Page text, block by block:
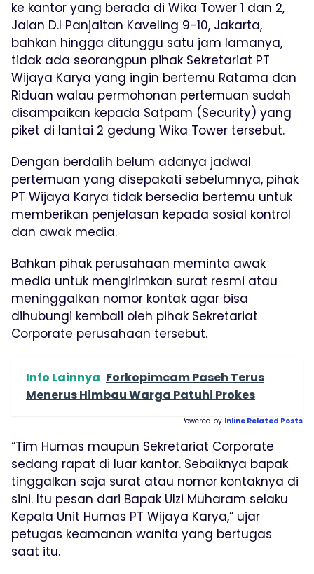
ke kantor yang berada di Wika Tower 1 dan 2,
Jalan D.I Panjaitan Kaveling 9-10, Jakarta,
bahkan hingga ditunggu satu jam lamanya,
tidak ada seorangpun pihak Sekretariat PT
Wijaya Karya yang ingin bertemu Ratama dan
Riduan walau permohonan pertemuan sudah
disampaikan kepada Satpam (Security) yang
piket di lantai 2 gedung Wika Tower tersebut.
Dengan berdalih belum adanya jadwal
pertemuan yang disepakati sebelumnya, pihak
PT Wijaya Karya tidak bersedia bertemu untuk
memberikan penjelasan kepada sosial kontrol
dan awak media.
Bahkan pihak perusahaan meminta awak
media untuk mengirimkan surat resmi atau
meninggalkan nomor kontak agar bisa
dihubungi kembali oleh pihak Sekretariat
Corporate perusahaan tersebut.
Info Lainnya Forkopimcam Paseh Terus
Menerus Himbau Warga Patuhi Prokes
Powered by Inline Related Posts
“Tim Humas maupun Sekretariat Corporate
sedang rapat di luar kantor. Sebaiknya bapak
tinggalkan saja surat atau nomor kontaknya di
sini. Itu pesan dari Bapak Ulzi Muharam selaku
Kepala Unit Humas PT Wijaya Karya,” ujar
petugas keamanan wanita yang bertugas
saat itu.